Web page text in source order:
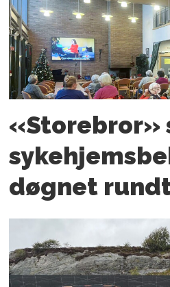
«Storebror»
døgnet